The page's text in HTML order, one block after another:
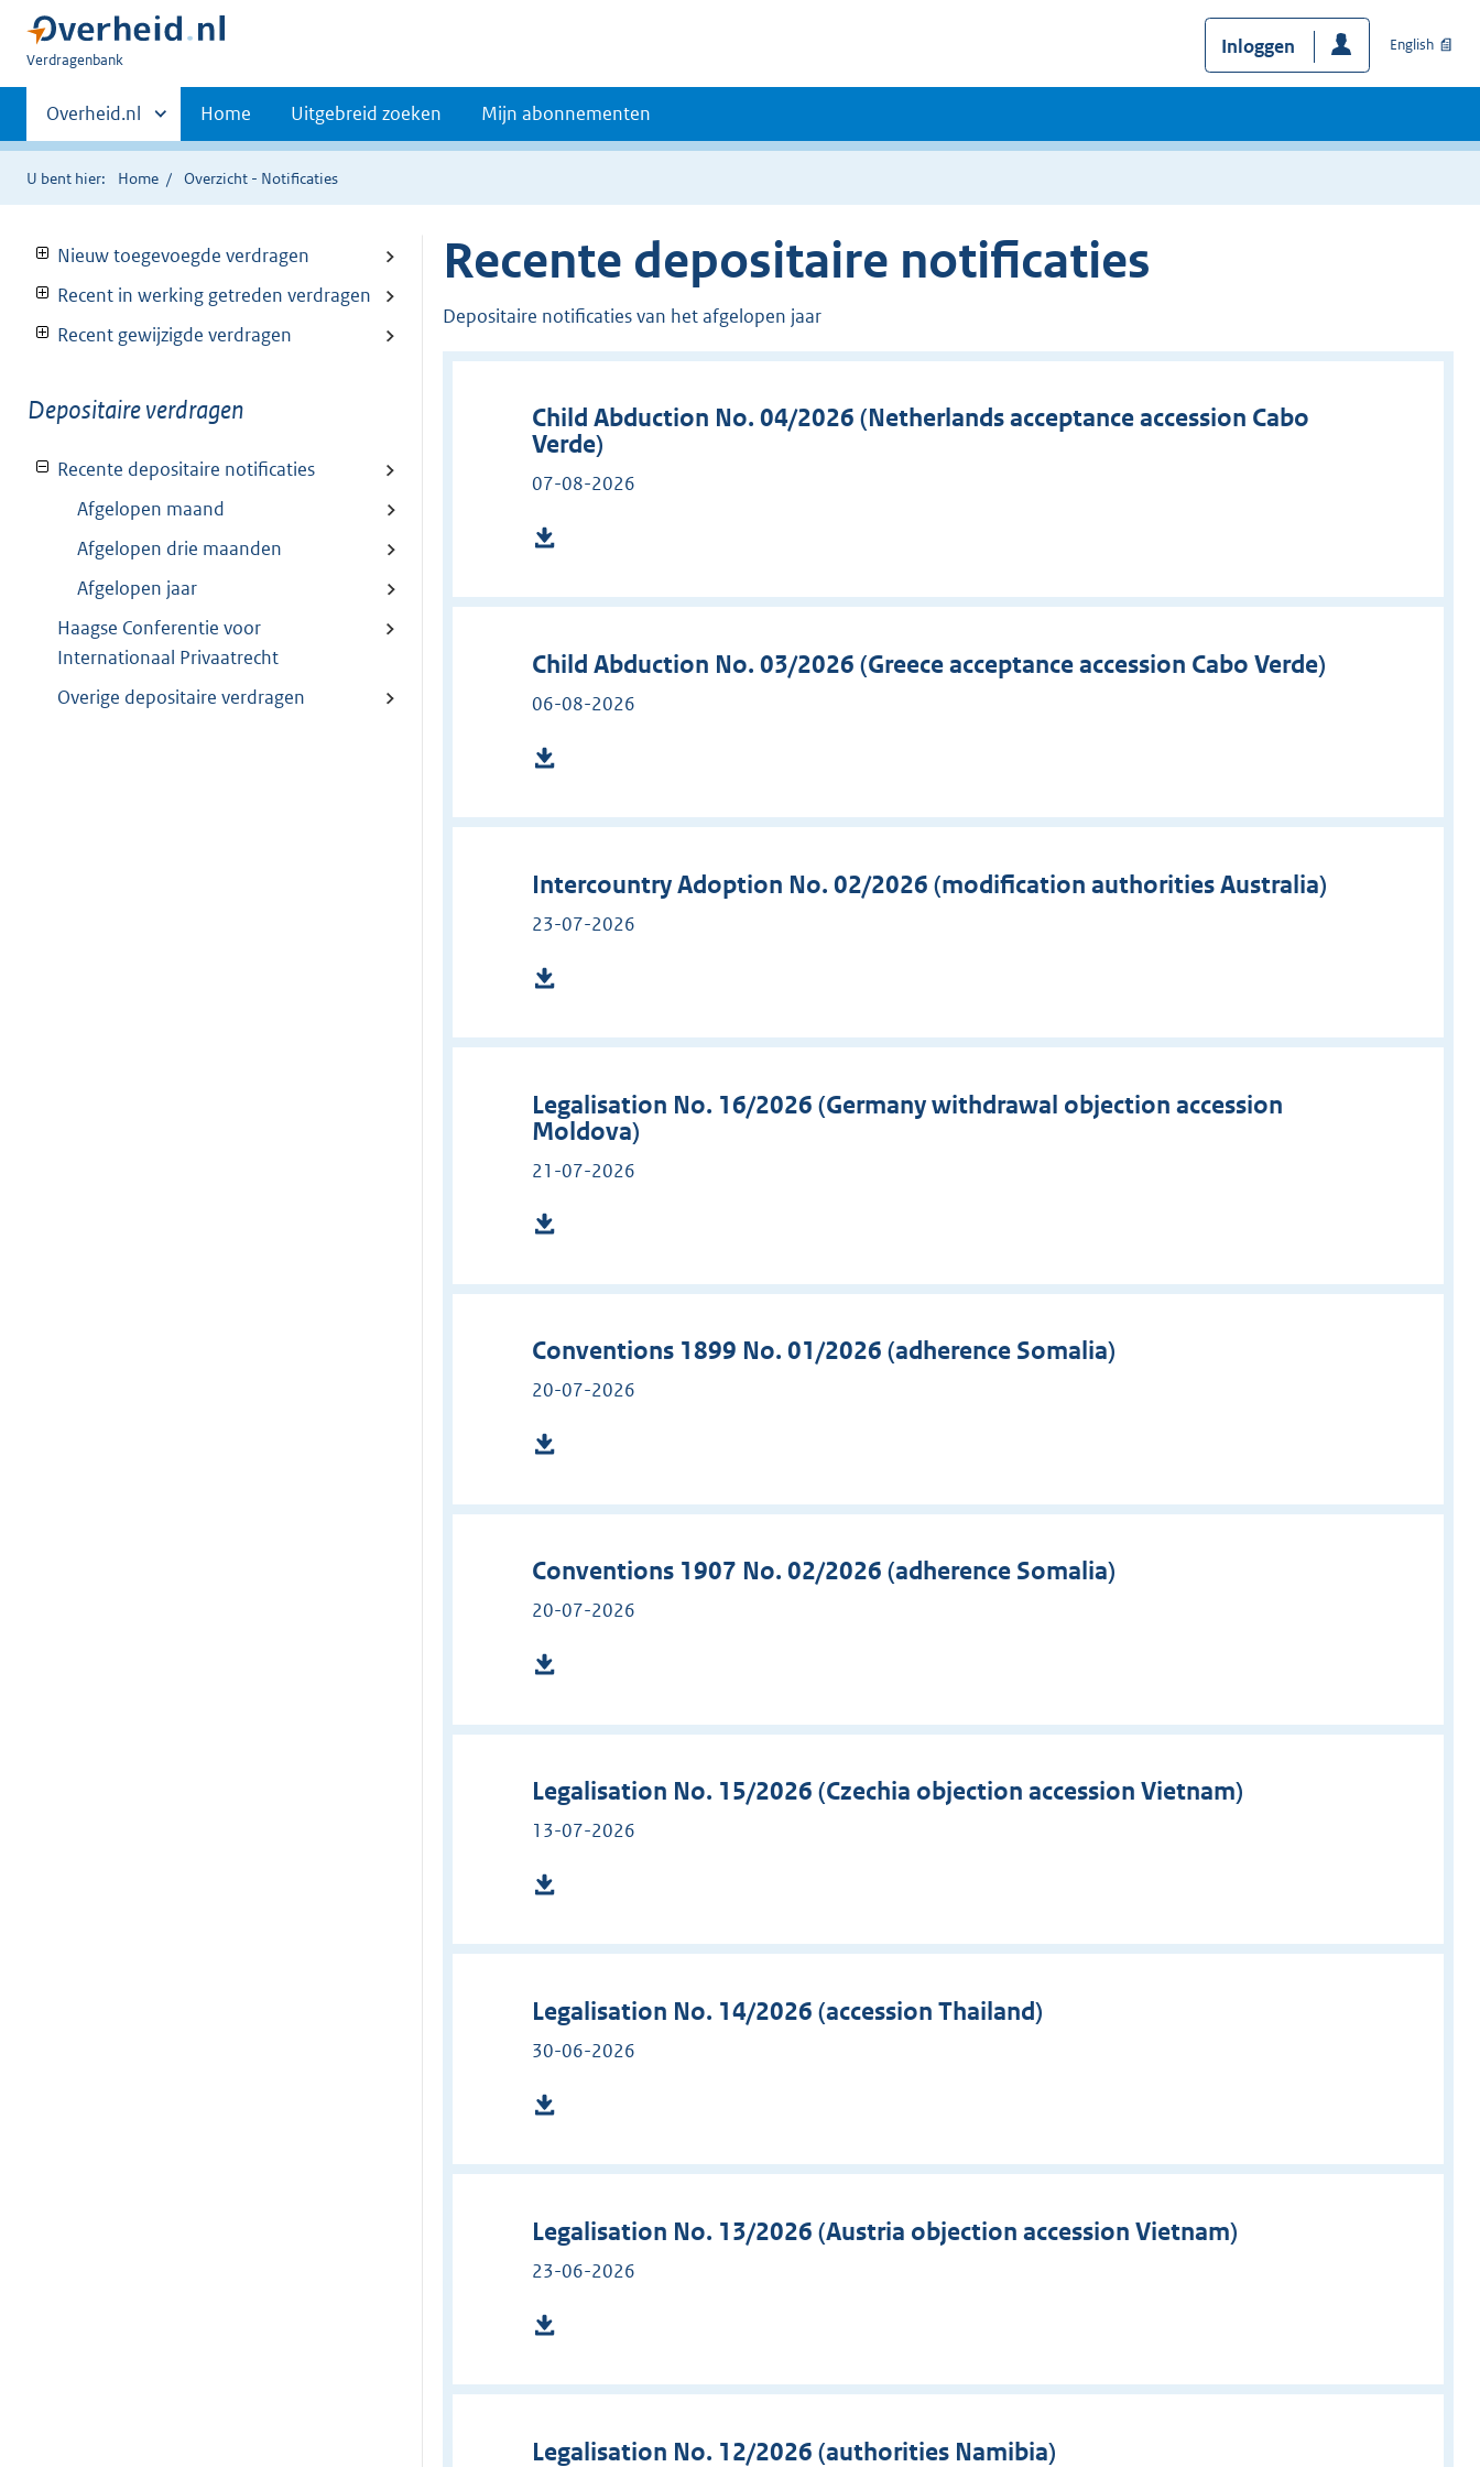
U
hier:
Verdragenbank
Inloggen English
Primaire
navigatie
Andere
sites
binnen
Overheid.nl Home Uitgebreid zoeken Mijn abonnementen
U bent hier: Home Overzicht - Notificaties
Recente depositaire notificaties
Depositaire notificaties van het afgelopen jaar
Child Abduction No. 04/2026 (Netherlands acceptance accession Cabo
Verde)
07-08-2026
Child Abduction No. 03/2026 (Greece acceptance accession Cabo Verde)
06-08-2026
Intercountry Adoption No. 02/2026 (modification authorities Australia)
23-07-2026
Legalisation No. 16/2026 (Germany withdrawal objection accession
Moldova)
21-07-2026
Conventions 1899 No. 01/2026 (adherence Somalia)
20-07-2026
Conventions 1907 No. 02/2026 (adherence Somalia)
20-07-2026
Legalisation No. 15/2026 (Czechia objection accession Vietnam)
13-07-2026
Legalisation No. 14/2026 (accession Thailand)
30-06-2026
Legalisation No. 13/2026 (Austria objection accession Vietnam)
23-06-2026
Legalisation No. 12/2026 (authorities Namibia)
Nieuw toegevoegde verdragen
Recent in werking getreden verdragen
Recent gewijzigde verdragen
Depositaire verdragen
Recente depositaire notificaties
Afgelopen maand
Afgelopen drie maanden
Afgelopen jaar
Haagse Conferentie voor
Internationaal Privaatrecht
Overige depositaire verdragen